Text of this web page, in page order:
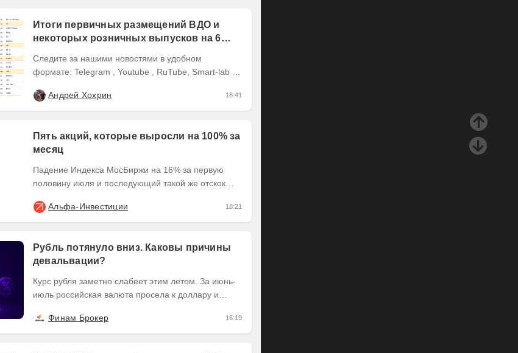
Итоги первичных размещений ВДО и
некоторых розничных выпусков на 6
Следите за нашими новостями в удобном
формате: Telegram , Youtube , RuTube, Smart-lab ,
Андрей Хохрин
18:41
Пять акций, которые выросли на 100% за
месяц
Падение Индекса МосБиржи на 16% за первую
половину июля и последующий такой же отскок
наиболее...
Альфа-Инвестиции 18:21
Рубль потянуло вниз. Каковы причины
девальвации?
Курс рубля заметно слабеет этим летом. За июнь-
июль российская валюта просела к доллару и
на...Финам Брокер 16:19